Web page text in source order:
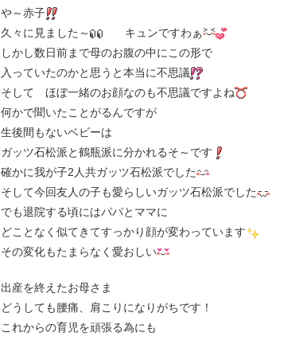
や～赤子
久々に見ました～
キュンですわぁ
しかし数日前まで母のお腹の中にこの形で
入っていたのかと思うと本当に不思議
そして ほぼ一緒のお顔なのも不思議ですよね
何かで聞いたことがるんですが
生後間もないベビーは
ガッツ石松派と鶴瓶派に分かれるそ～です
確かに我が子2人共ガッツ石松派でした
そして今回友人の子も愛らしいガッツ石松派でした
でも退院する頃にはパパとママに
どことなく似てきてすっかり顔が変わっています
その変化もたまらなく愛おしい
出産を終えたお母さま
どうしても腰痛、肩こりになりがちです！
これからの育児を頑張る為にも